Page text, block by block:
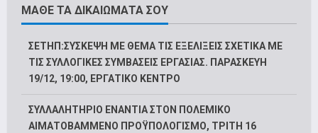
ΜΑΘΕ ΤΑ ΔΙΚΑΙΩΜΑΤΑ ΣΟΥ
ΣΕΤΗΠ:ΣΥΣΚΕΨΗ ΜΕ ΘΕΜΑ ΤΙΣ ΕΞΕΛΙΞΕΙΣ ΣΧΕΤΙΚΑ ΜΕ
ΤΙΣ ΣΥΛΛΟΓΙΚΕΣ ΣΥΜΒΑΣΕΙΣ ΕΡΓΑΣΙΑΣ. ΠΑΡΑΣΚΕΥΗ
19/12, 19:00, ΕΡΓΑΤΙΚΟ ΚΕΝΤΡΟ
ΣΥΛΛΑΛΗΤΗΡΙΟ ΕΝΑΝΤΙΑ ΣΤΟΝ ΠΟΛΕΜΙΚΟ
ΑΙΜΑΤΟΒΑΜΜΕΝΟ ΠΡΟΫΠΟΛΟΓΙΣΜΟ, ΤΡΙΤΗ 16